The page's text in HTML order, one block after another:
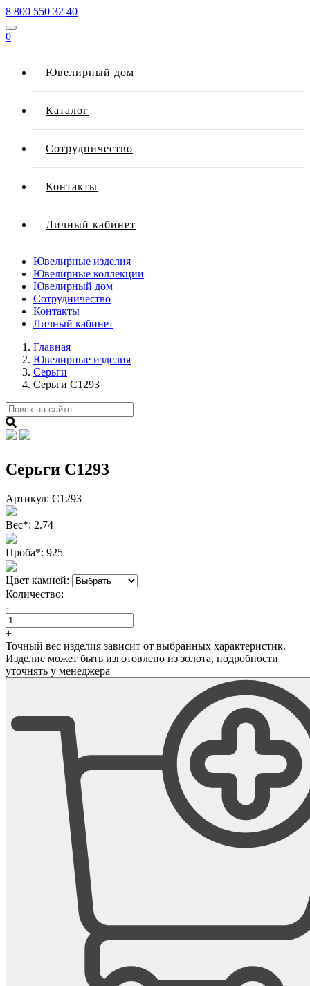
8 800 550 32 40
0
Ювелирный дом
Каталог
Сотрудничество
Контакты
Личный кабинет
Ювелирные изделия
Ювелирные коллекции
Ювелирный дом
Сотрудничество
Контакты
Личный кабинет
Главная
Ювелирные изделия
Серьги
Серьги С1293
Серьги С1293
Артикул: С1293
Вес*: 2.74
Проба*: 925
Цвет камней:
Количество:
-
+
Точный вес изделия зависит от выбранных характеристик.
Изделие может быть изготовлено из золота, подробности
уточнять у менеджера